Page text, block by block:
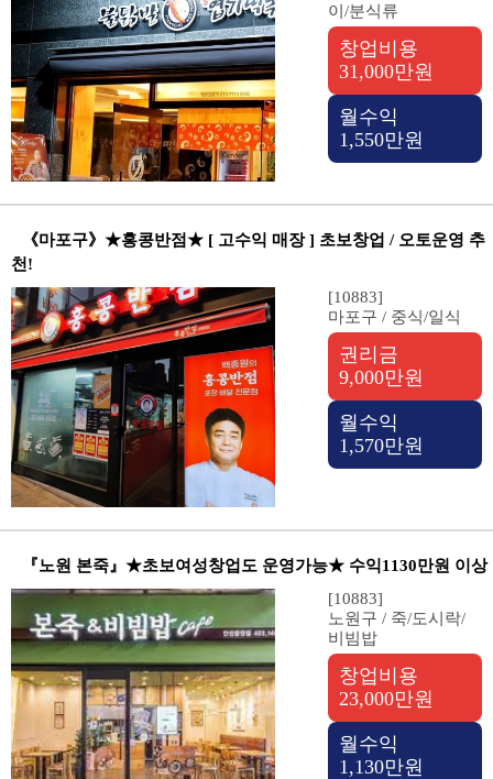
이/분식류
창업비용
31,000만원
월수익
1,550만원
《마포구》★홍콩반점★ [ 고수익 매장 ] 초보창업 / 오토운영 추
천!
[10883]
마포구 / 중식/일식
권리금
9,000만원
월수익
1,570만원
『노원 본죽』★초보여성창업도 운영가능★ 수익1130만원 이상
[10883]
노원구 / 죽/도시락/
비빔밥
창업비용
23,000만원
월수익
1,130만원